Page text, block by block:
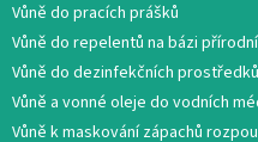
Vůně do pracích prášků
Vůně do repelentů na bázi
Vůně do dezinfekčních
Vůně a vonné oleje do vodních
Vůně k maskování zápachů